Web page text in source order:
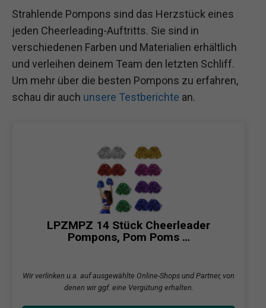
Strahlende Pompons sind das Herzstück eines
jeden Cheerleading-Auftritts. Sie sind in
verschiedenen Farben und Materialien erhältlich
und verleihen deinem Team den letzten Schliff.
Um mehr über die besten Pompons zu erfahren,
schau dir auch unsere Testberichte an.
LPZMPZ 14 Stück Cheerleader
Pompons, Pom Poms …
Wir verlinken u.a. auf ausgewählte Online-Shops und Partner, von
denen wir ggf. eine Vergütung erhalten.